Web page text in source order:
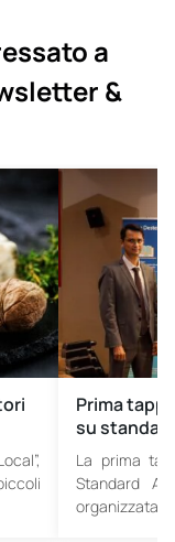
a
&
Prima
su
La prima
Standard
organizzata…